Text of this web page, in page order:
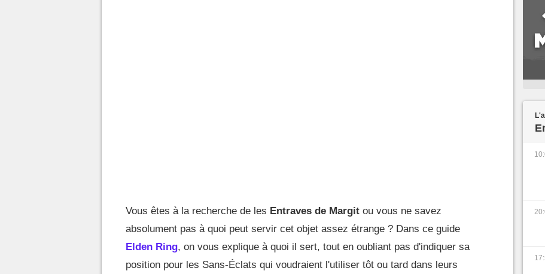
Vous êtes à la recherche de les Entraves de Margit ou vous ne savez
absolument pas à quoi peut servir cet objet assez étrange ? Dans ce guide
Elden Ring, on vous explique à quoi il sert, tout en oubliant pas d'indiquer sa
position pour les Sans-Éclats qui voudraient l'utiliser tôt ou tard dans leurs